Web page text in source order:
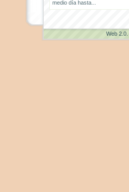
medio día hasta...
Web 2.0